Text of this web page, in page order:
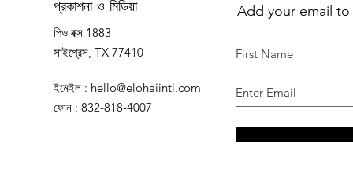
প্রকাশনা ও মিডিয়া
পিও বক্স 1883
সাইপ্রেস, TX 77410
ইমেইল : hello@elohaiintl.com
ফোন : 832-818-4007
Add your email